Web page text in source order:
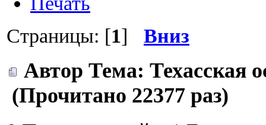
Страницы: [1] Вниз
Автор Тема: Техасская
(Прочитано 22377 раз)